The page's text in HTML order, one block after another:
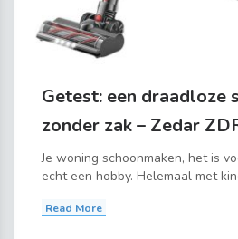
Getest: een draadloze
zonder zak – Zedar
Je woning schoonmaken, het is
echt een hobby. Helemaal met
Read More